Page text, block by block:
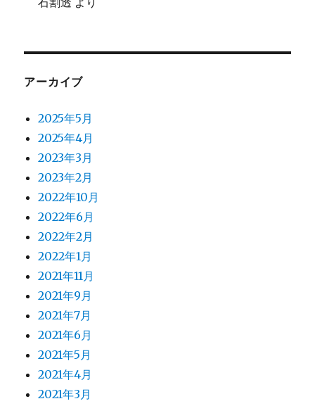
アーカイブ
2025年5月
2025年4月
2023年3月
2023年2月
2022年10月
2022年6月
2022年2月
2022年1月
2021年11月
2021年9月
2021年7月
2021年6月
2021年5月
2021年4月
2021年3月